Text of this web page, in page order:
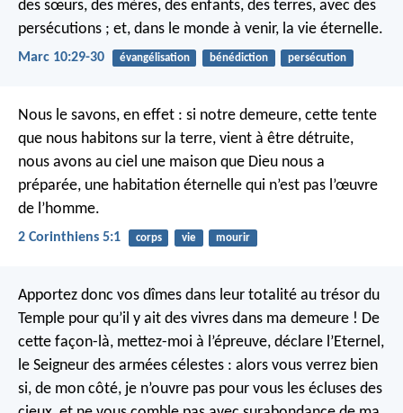
des sœurs, des mères, des enfants, des terres, avec des
persécutions ; et, dans le monde à venir, la vie éternelle.
Marc 10:29-30 évangélisation bénédiction persécution
Nous le savons, en effet : si notre demeure, cette tente
que nous habitons sur la terre, vient à être détruite,
nous avons au ciel une maison que Dieu nous a
préparée, une habitation éternelle qui n’est pas l’œuvre
de l’homme.
2 Corinthiens 5:1 corps vie mourir
Apportez donc vos dîmes dans leur totalité au trésor du
Temple pour qu’il y ait des vivres dans ma demeure ! De
cette façon-là, mettez-moi à l’épreuve, déclare l’Eternel,
le Seigneur des armées célestes : alors vous verrez bien
si, de mon côté, je n’ouvre pas pour vous les écluses des